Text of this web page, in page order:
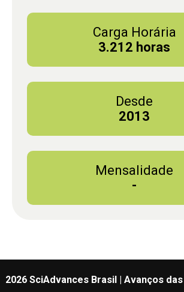
Carga Horária
3.212 horas
Desde
2013
Mensalidade
-
2026 SciAdvances Brasil | Avanços